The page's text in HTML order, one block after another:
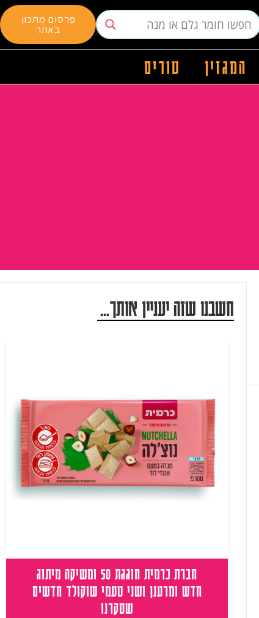
פרסום מתכון
באתר
המגזין טורים
חשבנו שזה יעניין אותך...
חברת כרמית חוגגת 50 ומשיקה מיתוג
חדש ומרענן ושני טעמי שוקולד חדשים
שסקרנו